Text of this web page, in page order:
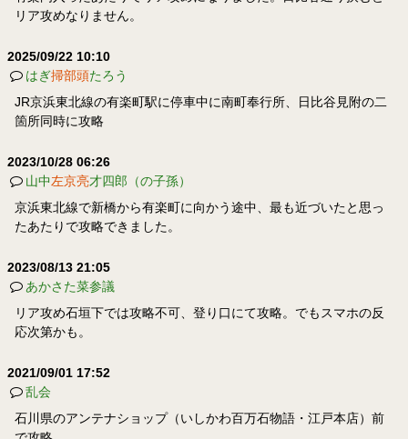
リア攻めなりません。
2025/09/22 10:10
はぎ掃部頭たろう
JR京浜東北線の有楽町駅に停車中に南町奉行所、日比谷見附の二
箇所同時に攻略
2023/10/28 06:26
山中左京亮才四郎（の子孫）
京浜東北線で新橋から有楽町に向かう途中、最も近づいたと思っ
たあたりで攻略できました。
2023/08/13 21:05
あかさた菜参議
リア攻め石垣下では攻略不可、登り口にて攻略。でもスマホの反
応次第かも。
2021/09/01 17:52
乱会
石川県のアンテナショップ（いしかわ百万石物語・江戸本店）前